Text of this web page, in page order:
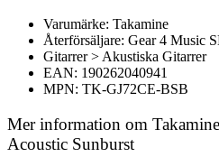
Varumärke: Takamine
Återförsäljare: Gear 4 Music
Gitarrer > Akustiska Gitarrer
EAN: 190262040941
MPN: TK-GJ72CE-BSB
Mer information om
Acoustic Sunburst